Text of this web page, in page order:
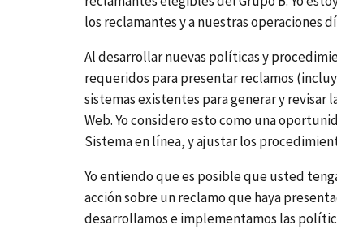
los reclamantes y a nuestras operaciones
Al desarrollar nuevas políticas y
requeridos para presentar reclamos
sistemas existentes para generar y revisar
Web. Yo considero esto como una
Sistema en línea, y ajustar los
Yo entiendo que es posible que usted
acción sobre un reclamo que haya
desarrollamos e implementamos las